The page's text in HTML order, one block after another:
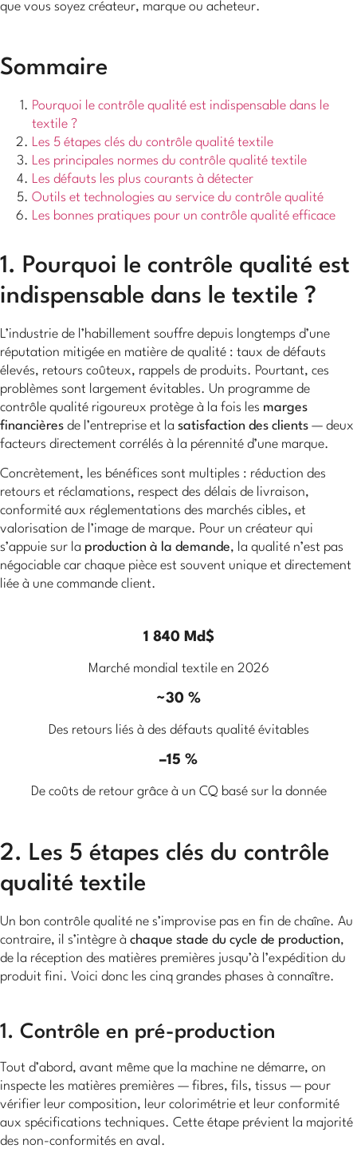
que vous soyez créateur, marque ou acheteur.
Sommaire
Pourquoi le contrôle qualité est indispensable dans le
textile ?
Les 5 étapes clés du contrôle qualité textile
Les principales normes du contrôle qualité textile
Les défauts les plus courants à détecter
Outils et technologies au service du contrôle qualité
Les bonnes pratiques pour un contrôle qualité efficace
1. Pourquoi le contrôle qualité est
indispensable dans le textile ?
L’industrie de l’habillement souffre depuis longtemps d’une
réputation mitigée en matière de qualité : taux de défauts
élevés, retours coûteux, rappels de produits. Pourtant, ces
problèmes sont largement évitables. Un programme de
contrôle qualité rigoureux protège à la fois les marges
financières de l’entreprise et la satisfaction des clients — deux
facteurs directement corrélés à la pérennité d’une marque.
Concrètement, les bénéfices sont multiples : réduction des
retours et réclamations, respect des délais de livraison,
conformité aux réglementations des marchés cibles, et
valorisation de l’image de marque. Pour un créateur qui
s’appuie sur la production à la demande, la qualité n’est pas
négociable car chaque pièce est souvent unique et directement
liée à une commande client.
1 840 Md$
Marché mondial textile en 2026
~30 %
Des retours liés à des défauts qualité évitables
–15 %
De coûts de retour grâce à un CQ basé sur la donnée
2. Les 5 étapes clés du contrôle
qualité textile
Un bon contrôle qualité ne s’improvise pas en fin de chaîne. Au
contraire, il s’intègre à chaque stade du cycle de production,
de la réception des matières premières jusqu’à l’expédition du
produit fini. Voici donc les cinq grandes phases à connaître.
1. Contrôle en pré-production
Tout d’abord, avant même que la machine ne démarre, on
inspecte les matières premières — fibres, fils, tissus — pour
vérifier leur composition, leur colorimétrie et leur conformité
aux spécifications techniques. Cette étape prévient la majorité
des non-conformités en aval.